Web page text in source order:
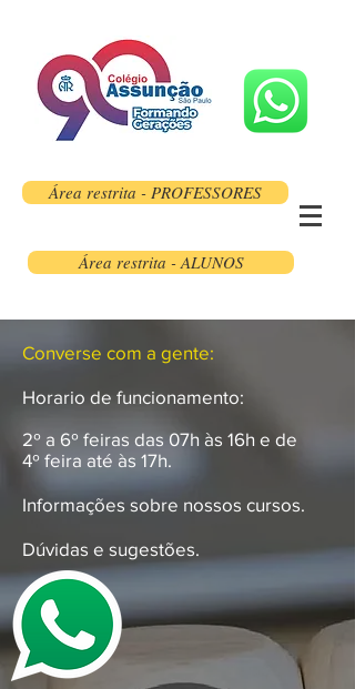
Área restrita - PROFESSORES
Área restrita - ALUNOS
Converse com a gente:
Horario de funcionamento:
2º a 6º feiras das 07h às 16h e de
4º feira até às 17h.
​​Informações sobre nossos cursos.
Dúvidas e sugestões.